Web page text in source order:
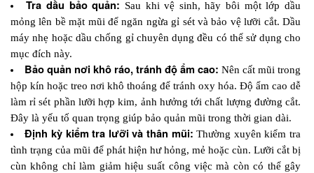
Tra dầu bảo quản: Sau khi vệ sinh, hãy bôi một lớp dầu
mỏng lên bề mặt mũi để ngăn ngừa gỉ sét và bảo vệ lưỡi cắt. Dầu
máy nhẹ hoặc dầu chống gỉ chuyên dụng đều có thể sử dụng cho
mục đích này.
Bảo quản nơi khô ráo, tránh độ ẩm cao: Nên cất mũi trong
hộp kín hoặc treo nơi khô thoáng để tránh oxy hóa. Độ ẩm cao dễ
làm rỉ sét phần lưỡi hợp kim, ảnh hưởng tới chất lượng đường cắt.
Đây là yếu tố quan trọng giúp bảo quản mũi trong thời gian dài.
Định kỳ kiểm tra lưỡi và thân mũi: Thường xuyên kiểm tra
tình trạng của mũi để phát hiện hư hỏng, mẻ hoặc cùn. Lưỡi cắt bị
cùn không chỉ làm giảm hiệu suất công việc mà còn có thể gây